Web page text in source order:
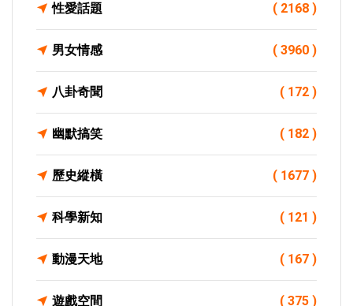
性愛話題 ( 2168 )
男女情感 ( 3960 )
八卦奇聞 ( 172 )
幽默搞笑 ( 182 )
歷史縱橫 ( 1677 )
科學新知 ( 121 )
動漫天地 ( 167 )
遊戲空間 ( 375 )